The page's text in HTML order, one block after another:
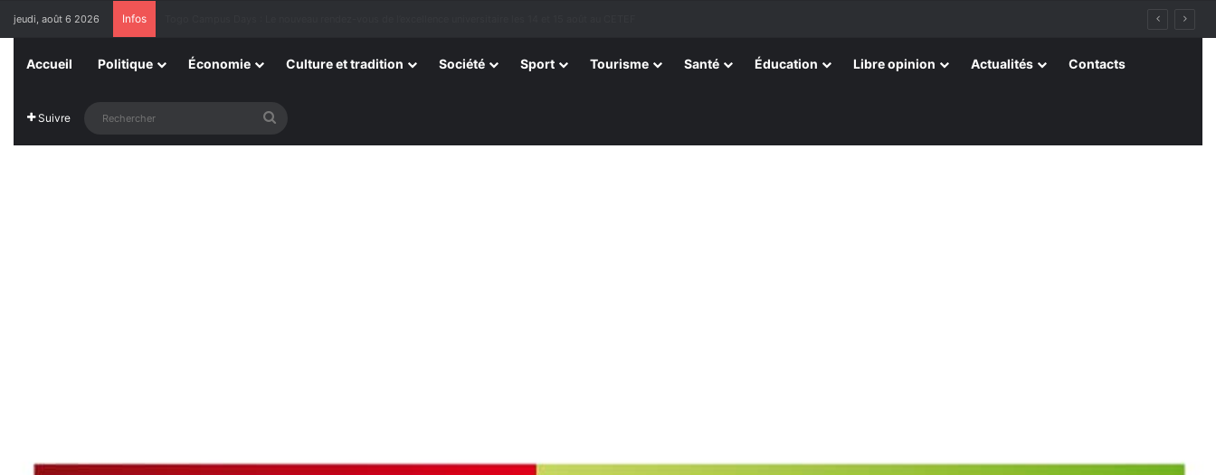
jeudi, août 6 2026 Infos
Accueil Politique Économie Culture et tradition Société Sport Tourisme Santé Éducation Libre opinion Actualités Contacts
Suivre